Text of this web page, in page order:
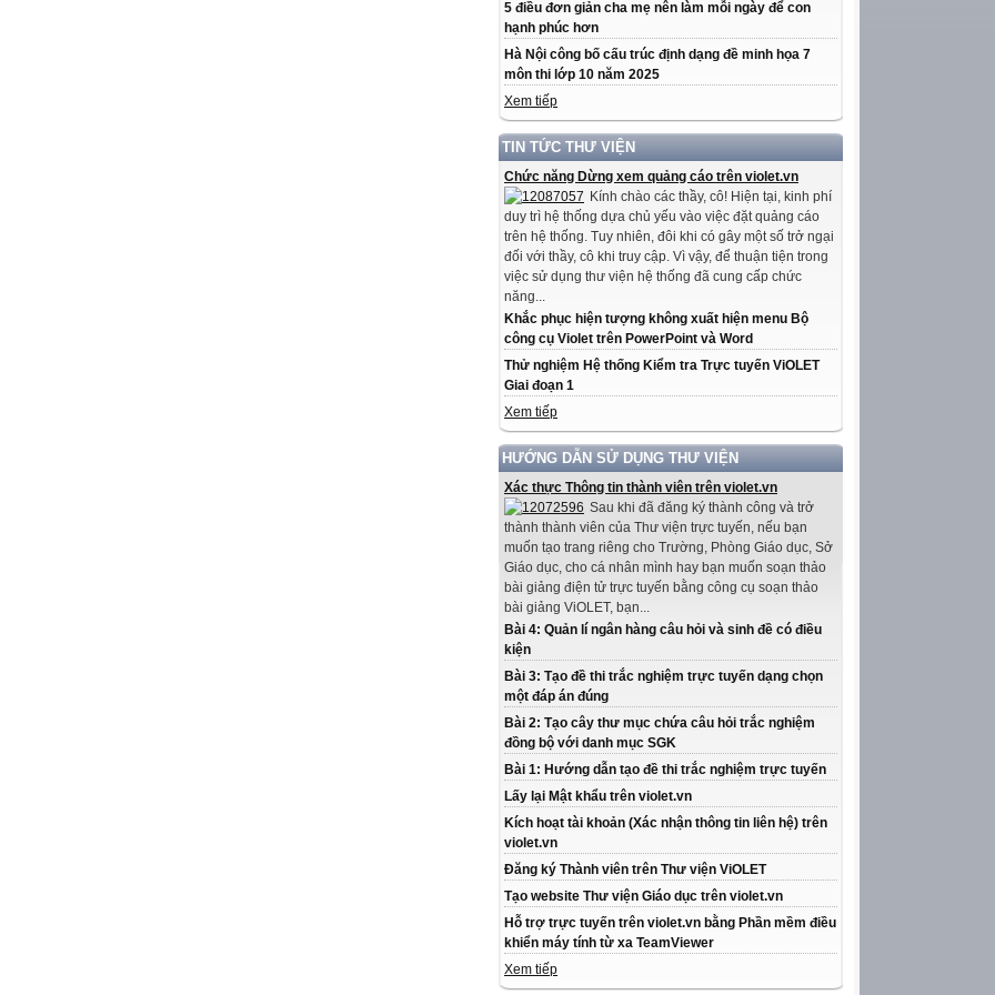
5 điều đơn giản cha mẹ nên làm mỗi ngày để con
hạnh phúc hơn
Hà Nội công bố cấu trúc định dạng đề minh họa 7
môn thi lớp 10 năm 2025
Xem tiếp
TIN TỨC THƯ VIỆN
Chức năng Dừng xem quảng cáo trên violet.vn
Kính chào các thầy, cô! Hiện tại, kinh phí
duy trì hệ thống dựa chủ yếu vào việc đặt quảng cáo
trên hệ thống. Tuy nhiên, đôi khi có gây một số trở ngại
đối với thầy, cô khi truy cập. Vì vậy, để thuận tiện trong
việc sử dụng thư viện hệ thống đã cung cấp chức
năng...
Khắc phục hiện tượng không xuất hiện menu Bộ
công cụ Violet trên PowerPoint và Word
Thử nghiệm Hệ thống Kiểm tra Trực tuyến ViOLET
Giai đoạn 1
Xem tiếp
HƯỚNG DẪN SỬ DỤNG THƯ VIỆN
Xác thực Thông tin thành viên trên violet.vn
Sau khi đã đăng ký thành công và trở
thành thành viên của Thư viện trực tuyến, nếu bạn
muốn tạo trang riêng cho Trường, Phòng Giáo dục, Sở
Giáo dục, cho cá nhân mình hay bạn muốn soạn thảo
bài giảng điện tử trực tuyến bằng công cụ soạn thảo
bài giảng ViOLET, bạn...
Bài 4: Quản lí ngân hàng câu hỏi và sinh đề có điều
kiện
Bài 3: Tạo đề thi trắc nghiệm trực tuyến dạng chọn
một đáp án đúng
Bài 2: Tạo cây thư mục chứa câu hỏi trắc nghiệm
đồng bộ với danh mục SGK
Bài 1: Hướng dẫn tạo đề thi trắc nghiệm trực tuyến
Lấy lại Mật khẩu trên violet.vn
Kích hoạt tài khoản (Xác nhận thông tin liên hệ) trên
violet.vn
Đăng ký Thành viên trên Thư viện ViOLET
Tạo website Thư viện Giáo dục trên violet.vn
Hỗ trợ trực tuyến trên violet.vn bằng Phần mềm điều
khiển máy tính từ xa TeamViewer
Xem tiếp